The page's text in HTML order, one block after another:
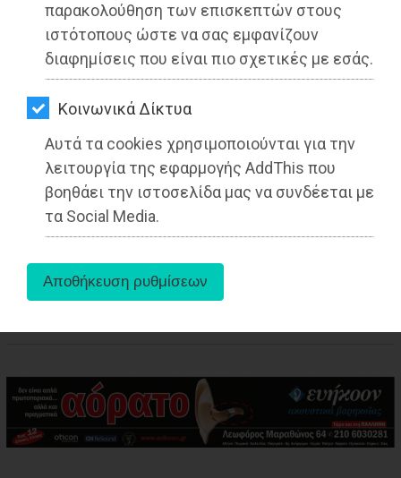
παρακολούθηση των επισκεπτών στους
ιστότοπους ώστε να σας εμφανίζουν
διαφημίσεις που είναι πιο σχετικές με εσάς.
Kοινωνικά Δίκτυα
Αυτά τα cookies χρησιμοποιούνται για την
λειτουργία της εφαρμογής AddThis που
βοηθάει την ιστοσελίδα μας να συνδέεται με
τα Social Media.
ΕΦΗΜΕΡΙΔΕΣ
OΔΗΓΟΣ
ΑΓΟΡΑΣ
ΨΙΘΥΡΟΙ
ΑΠΟΣΤΟΛΗ
ΑΡΘΡΩΝ
27-05-2025
Από τo Dimotisnews
Tags:Ανατολική Αττική,ΠΟΛΙΤΙΚΗ,